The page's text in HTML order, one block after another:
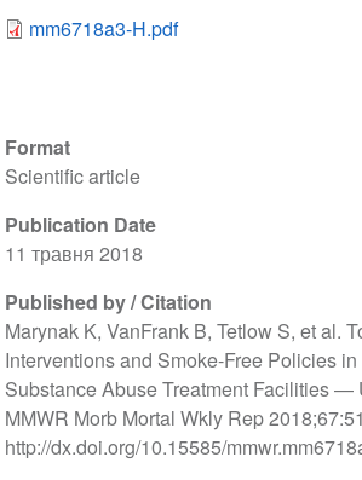
Format
Scientific article
Publication Date
11 травня 2018
Published by / Citation
Marynak K, VanFrank B, Tetlow S, et al.
Interventions and Smoke-Free Policies
Substance Abuse Treatment Facilities —
MMWR Morb Mortal Wkly Rep
http://dx.doi.org/10.15585/
mm6718a3-H.pdf